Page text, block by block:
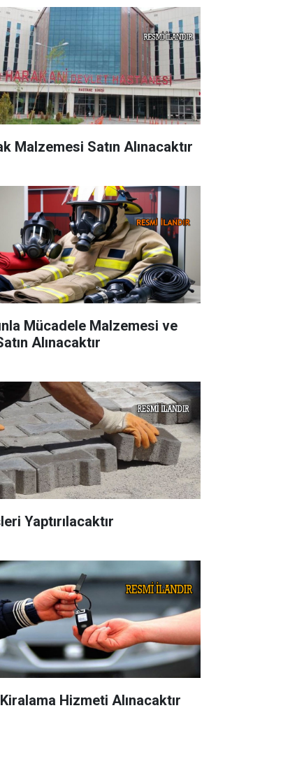
Malzemesi Satın Alınacaktır
Mücadele Malzemesi ve
Alınacaktır
Yaptırılacaktır
Hizmeti Alınacaktır